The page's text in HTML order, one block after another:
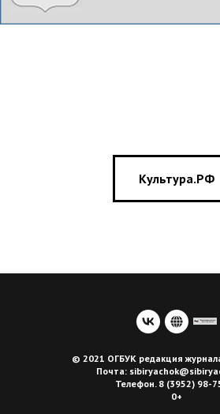
Культура.РФ
© 2021 ОГБУК редакция
Почта:
Телефон. 8 (3952) 98-
0+